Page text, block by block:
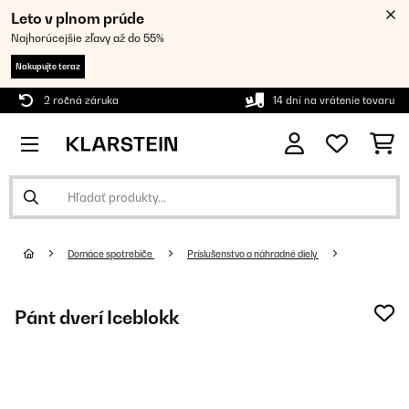
Leto v plnom prúde
Najhorúcejšie zľavy až do 55%
Nakupujte teraz
2 ročná záruka 14 dní na vrátenie tovaru
Domáce spotrebiče Príslušenstvo a náhradné diely
Pánt dverí Iceblokk